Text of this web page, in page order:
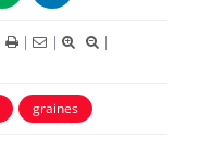
| |
|
graines